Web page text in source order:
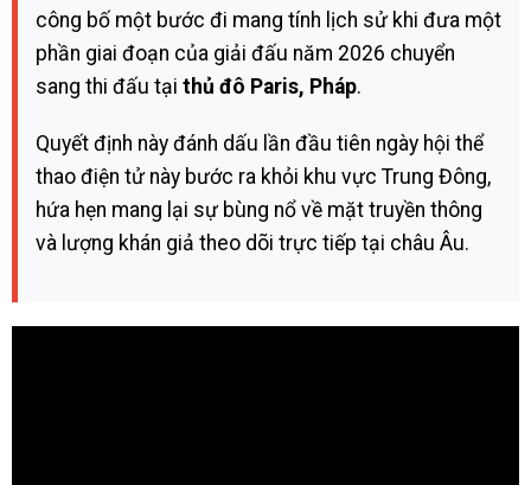
công bố một bước đi mang tính lịch sử khi đưa một
phần giai đoạn của giải đấu năm 2026 chuyển
sang thi đấu tại thủ đô Paris, Pháp.
Quyết định này đánh dấu lần đầu tiên ngày hội thể
thao điện tử này bước ra khỏi khu vực Trung Đông,
hứa hẹn mang lại sự bùng nổ về mặt truyền thông
và lượng khán giả theo dõi trực tiếp tại châu Âu.